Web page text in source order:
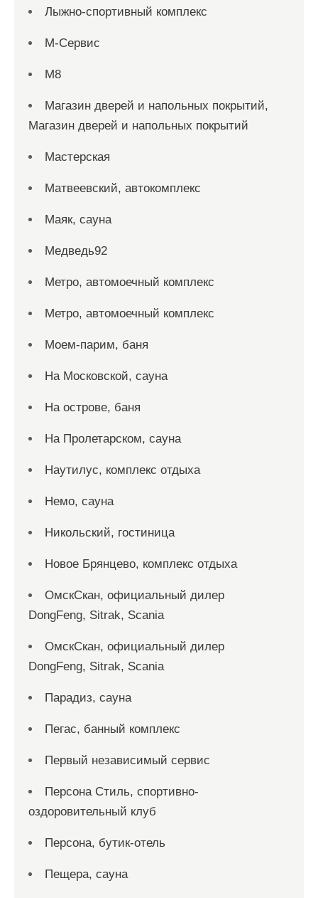
Лыжно-спортивный комплекс
М-Сервис
М8
Магазин дверей и напольных покрытий,
Магазин дверей и напольных покрытий
Мастерская
Матвеевский, автокомплекс
Маяк, сауна
Медведь92
Метро, автомоечный комплекс
Метро, автомоечный комплекс
Моем-парим, баня
На Московской, сауна
На острове, баня
На Пролетарском, сауна
Наутилус, комплекс отдыха
Немо, сауна
Никольский, гостиница
Новое Брянцево, комплекс отдыха
ОмскСкан, официальный дилер
DongFeng, Sitrak, Scania
ОмскСкан, официальный дилер
DongFeng, Sitrak, Scania
Парадиз, сауна
Пегас, банный комплекс
Первый независимый сервис
Персона Стиль, спортивно-
оздоровительный клуб
Персона, бутик-отель
Пещера, сауна